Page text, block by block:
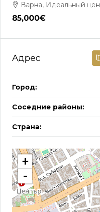
Варна, Идеальный
85,000€
Адрес
Город:
Соседние районы:
Страна:
+
-